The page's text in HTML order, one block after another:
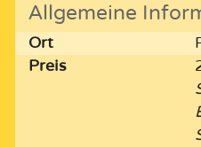
Allgemeine
Ort
Preis